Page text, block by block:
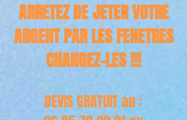
ARRETEZ DE JETER VOTRE
ARGENT PAR LES FENETRES
CHANGEZ-LES !!!
DEVIS GRATUIT au :